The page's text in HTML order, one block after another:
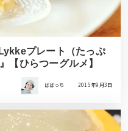
プレート（たっぷ
【ひらつーグルメ】
ばばっち 2015年9月3日